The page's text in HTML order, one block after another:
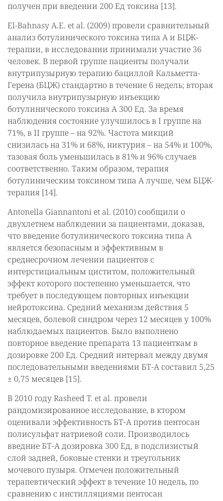
получен при введении 200 Ед токсина [13].
El-Bahnasy A.E. et al. (2009) провели сравнительный
анализ ботулинического токсина типа А и БЦЖ-
терапии, в исследовании принимали участие 36
человек. В первой группе пациенты получали
внутрипузырную терапию бациллой Кальметта-
Герена (БЦЖ) стандартно в течение 6 недель; вторая
получила внутрипузырную инъекцию
ботулинического токсина А 300 Ед. За время
наблюдения состояние улучшилось в I группе на
71%, в II группе – на 92%. Частота микций
снизилась на 31% и 68%, никтурия – на 54% и 100%,
тазовая боль уменьшилась в 81% и 96% случаев
соответственно. Таким образом, терапия
ботулиническим токсином типа А лучше, чем БЦЖ-
терапия [14].
Antonella Giannantoni et al. (2010) сообщили о
двухлетнем наблюдении за пациентами, доказав,
что введение ботулинического токсина типа А
является безопасным и эффективным в
среднесрочном лечении пациентов с
интерстициальным циститом, положительный
эффект которого постепенно уменьшается, что
требует в последующем повторных инъекции
нейротоксина. Средний механизм действия 5
месяцев, болевой синдром через 12 месяцев у 100%
наблюдаемых пациентов. Было выполнено
повторное введение препарата 13 пациенткам в
дозировке 200 Ед. Средний интервал между двумя
последовательными введениями БТ-А составил 5,25
± 0,75 месяцев [15].
В 2010 году Rasheed T. et al. провели
рандомизированное исследование, в ктором
оценивали эффективность БТ-А против пентосан
полисульфат натриевой соли. Производилось
введние БТ-А дозировка 300 Ед, в подслизистый
слой задней, боковые стенки и треугольник
мочевого пузыря. Отмечен положительный
терапевтический эффект в течение 10 недель, по
сравнению с инстилляциями пентосан